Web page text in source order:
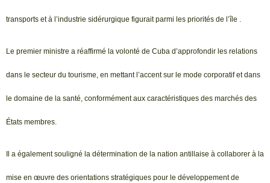
transports et à l’industrie sidérurgique figurait parmi les priorités de l’île .
Le premier ministre a réaffirmé la volonté de Cuba d’approfondir les relations
dans le secteur du tourisme, en mettant l’accent sur le mode corporatif et dans
le domaine de la santé, conformément aux caractéristiques des marchés des
États membres.
Il a également souligné la détermination de la nation antillaise à collaborer à la
mise en œuvre des orientations stratégiques pour le développement de